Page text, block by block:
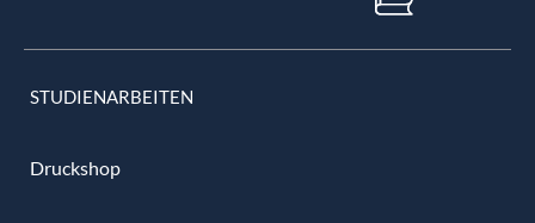
STUDIENARBEITEN
Druckshop